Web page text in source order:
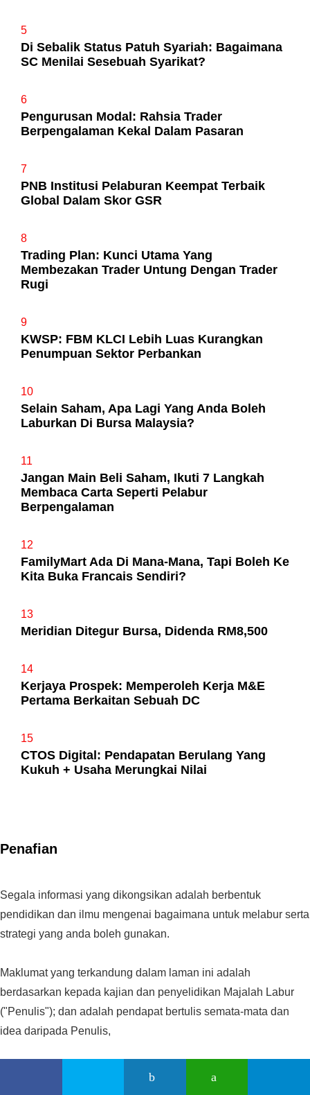
5
Di Sebalik Status Patuh Syariah: Bagaimana
SC Menilai Sesebuah Syarikat?
6
Pengurusan Modal: Rahsia Trader
Berpengalaman Kekal Dalam Pasaran
7
PNB Institusi Pelaburan Keempat Terbaik
Global Dalam Skor GSR
8
Trading Plan: Kunci Utama Yang
Membezakan Trader Untung Dengan Trader
Rugi
9
KWSP: FBM KLCI Lebih Luas Kurangkan
Penumpuan Sektor Perbankan
10
Selain Saham, Apa Lagi Yang Anda Boleh
Laburkan Di Bursa Malaysia?
11
Jangan Main Beli Saham, Ikuti 7 Langkah
Membaca Carta Seperti Pelabur
Berpengalaman
12
FamilyMart Ada Di Mana-Mana, Tapi Boleh Ke
Kita Buka Francais Sendiri?
13
Meridian Ditegur Bursa, Didenda RM8,500
14
Kerjaya Prospek: Memperoleh Kerja M&E
Pertama Berkaitan Sebuah DC
15
CTOS Digital: Pendapatan Berulang Yang
Kukuh + Usaha Merungkai Nilai
Penafian
Segala informasi yang dikongsikan adalah berbentuk
pendidikan dan ilmu mengenai bagaimana untuk melabur serta
strategi yang anda boleh gunakan.
Maklumat yang terkandung dalam laman ini adalah
berdasarkan kepada kajian dan penyelidikan Majalah Labur
("Penulis"); dan adalah pendapat bertulis semata-mata dan
idea daripada Penulis,